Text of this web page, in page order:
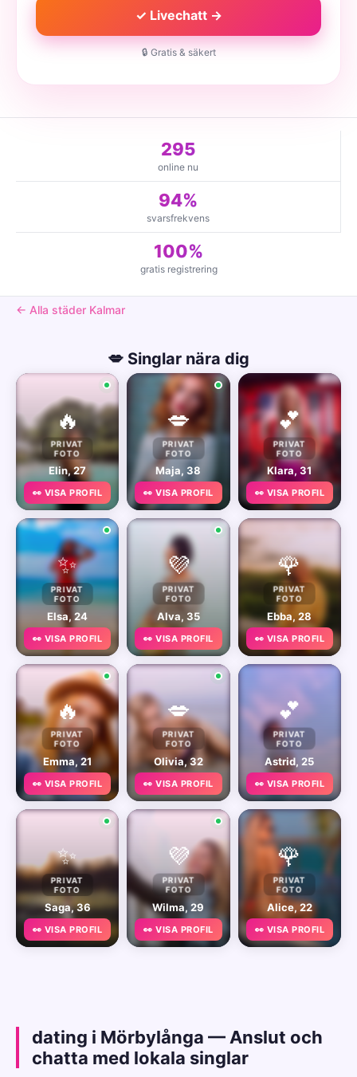
✓ Livechatt →
🔒 Gratis & säkert
295
online nu
94%
svarsfrekvens
100%
gratis registrering
← Alla städer Kalmar
💋 Singlar nära dig
🔥
PRIVAT
FOTO
Elin, 27
👀 VISA PROFIL
💋
PRIVAT
FOTO
Maja, 38
👀 VISA PROFIL
💕
PRIVAT
FOTO
Klara, 31
👀 VISA PROFIL
✨
PRIVAT
FOTO
Elsa, 24
👀 VISA PROFIL
💜
PRIVAT
FOTO
Alva, 35
👀 VISA PROFIL
🌹
PRIVAT
FOTO
Ebba, 28
👀 VISA PROFIL
🔥
PRIVAT
FOTO
Emma, 21
👀 VISA PROFIL
💋
PRIVAT
FOTO
Olivia, 32
👀 VISA PROFIL
💕
PRIVAT
FOTO
Astrid, 25
👀 VISA PROFIL
✨
PRIVAT
FOTO
Saga, 36
👀 VISA PROFIL
💜
PRIVAT
FOTO
Wilma, 29
👀 VISA PROFIL
🌹
PRIVAT
FOTO
Alice, 22
👀 VISA PROFIL
dating i Mörbylånga — Anslut och
chatta med lokala singlar